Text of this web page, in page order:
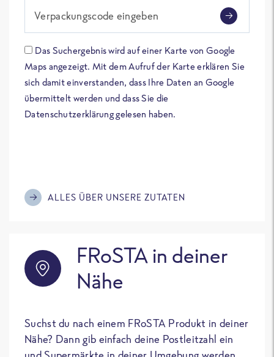
Verpackungscode eingeben
Das Suchergebnis wird auf einer Karte von Google
Maps angezeigt. Mit dem Aufruf der Karte erklären Sie
sich damit einverstanden, dass Ihre Daten an Google
übermittelt werden und dass Sie die
Datenschutzerklärung gelesen haben.
ALLES ÜBER UNSERE ZUTATEN
FRoSTA in deiner
Nähe
Suchst du nach einem FRoSTA Produkt in deiner
Nähe? Dann gib einfach deine Postleitzahl ein